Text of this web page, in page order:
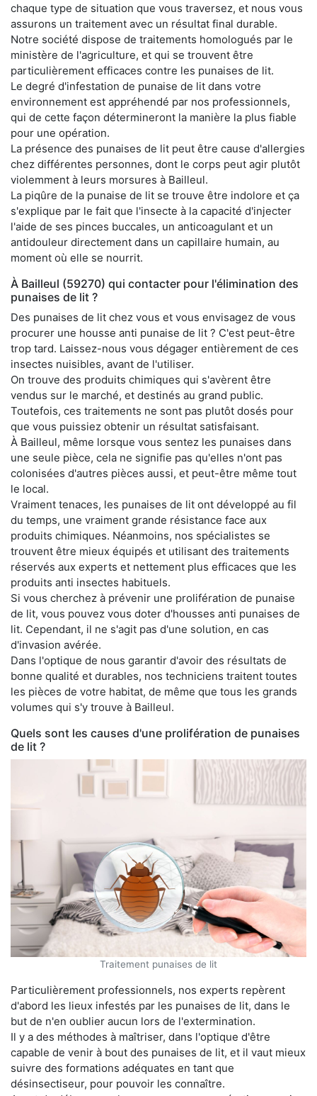
chaque type de situation que vous traversez, et nous vous
assurons un traitement avec un résultat final durable.
Notre société dispose de traitements homologués par le
ministère de l'agriculture, et qui se trouvent être
particulièrement efficaces contre les punaises de lit.
Le degré d'infestation de punaise de lit dans votre
environnement est appréhendé par nos professionnels,
qui de cette façon détermineront la manière la plus fiable
pour une opération.
La présence des punaises de lit peut être cause d'allergies
chez différentes personnes, dont le corps peut agir plutôt
violemment à leurs morsures à Bailleul.
La piqûre de la punaise de lit se trouve être indolore et ça
s'explique par le fait que l'insecte à la capacité d'injecter
l'aide de ses pinces buccales, un anticoagulant et un
antidouleur directement dans un capillaire humain, au
moment où elle se nourrit.
À Bailleul (59270) qui contacter pour l'élimination des
punaises de lit ?
Des punaises de lit chez vous et vous envisagez de vous
procurer une housse anti punaise de lit ? C'est peut-être
trop tard. Laissez-nous vous dégager entièrement de ces
insectes nuisibles, avant de l'utiliser.
On trouve des produits chimiques qui s'avèrent être
vendus sur le marché, et destinés au grand public.
Toutefois, ces traitements ne sont pas plutôt dosés pour
que vous puissiez obtenir un résultat satisfaisant.
À Bailleul, même lorsque vous sentez les punaises dans
une seule pièce, cela ne signifie pas qu'elles n'ont pas
colonisées d'autres pièces aussi, et peut-être même tout
le local.
Vraiment tenaces, les punaises de lit ont développé au fil
du temps, une vraiment grande résistance face aux
produits chimiques. Néanmoins, nos spécialistes se
trouvent être mieux équipés et utilisant des traitements
réservés aux experts et nettement plus efficaces que les
produits anti insectes habituels.
Si vous cherchez à prévenir une prolifération de punaise
de lit, vous pouvez vous doter d'housses anti punaises de
lit. Cependant, il ne s'agit pas d'une solution, en cas
d'invasion avérée.
Dans l'optique de nous garantir d'avoir des résultats de
bonne qualité et durables, nos techniciens traitent toutes
les pièces de votre habitat, de même que tous les grands
volumes qui s'y trouve à Bailleul.
Quels sont les causes d'une prolifération de punaises
de lit ?
Traitement punaises de lit
Particulièrement professionnels, nos experts repèrent
d'abord les lieux infestés par les punaises de lit, dans le
but de n'en oublier aucun lors de l'extermination.
Il y a des méthodes à maîtriser, dans l'optique d'être
capable de venir à bout des punaises de lit, et il vaut mieux
suivre des formations adéquates en tant que
désinsectiseur, pour pouvoir les connaître.